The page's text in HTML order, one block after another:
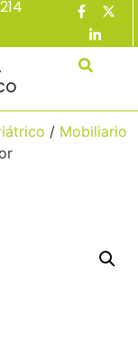
/ Mobiliario